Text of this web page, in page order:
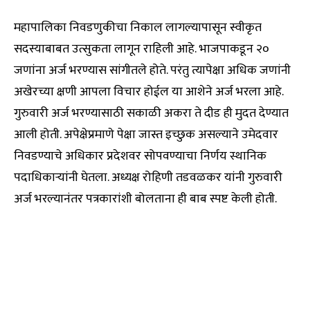
महापालिका निवडणुकीचा निकाल लागल्यापासून स्वीकृत
सदस्याबाबत उत्सुकता लागून राहिली आहे. भाजपाकडून २०
जणांना अर्ज भरण्यास सांगीतले होते. परंतु त्यापेक्षा अधिक जणांनी
अखेरच्या क्षणी आपला विचार होईल या आशेने अर्ज भरला आहे.
गुरुवारी अर्ज भरण्यासाठी सकाळी अकरा ते दीड ही मुदत देण्यात
आली होती. अपेक्षेप्रमाणे पेक्षा जास्त इच्छुक असल्याने उमेदवार
निवडण्याचे अधिकार प्रदेशवर सोपवण्याचा निर्णय स्थानिक
पदाधिकाऱ्यांनी घेतला. अध्यक्ष रोहिणी तडवळकर यांनी गुरुवारी
अर्ज भरल्यानंतर पत्रकारांशी बोलताना ही बाब स्पष्ट केली होती.